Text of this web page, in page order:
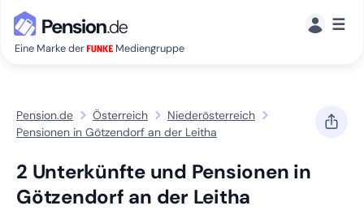
Eine Marke der Mediengruppe
☰
Pension.de Österreich
Niederösterreich
Pensionen in Götzendorf an der Leitha
2 Unterkünfte und Pensionen in
Götzendorf an der Leitha